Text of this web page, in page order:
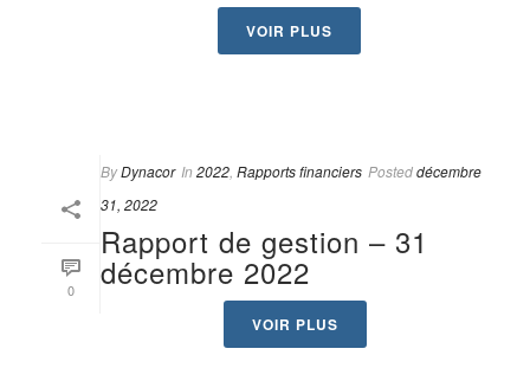
VOIR PLUS
0
ByDynacor In 2022 Rapports financiers Posteddécembre
31, 2022
Rapport de gestion – 31
décembre 2022
VOIR PLUS